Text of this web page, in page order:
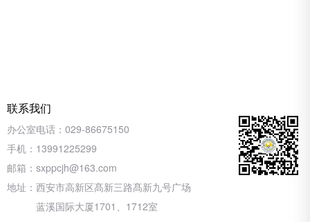
联系我们
办公室电话： 029-86675150
手机： 13991225299
邮箱： sxppcjh@163.com
地址： 西安市高新区髙新三路髙新九号广场
蓝溪国际大厦1701、1712室